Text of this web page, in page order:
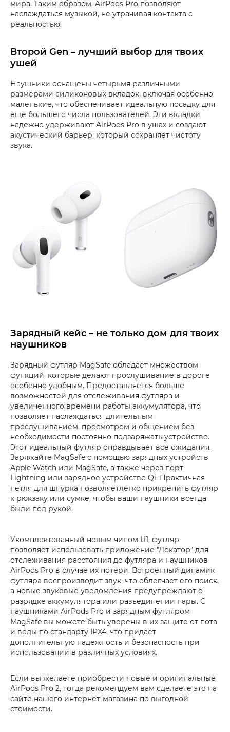
мира. Таким образом, AirPods Pro позволяют
наслаждаться музыкой, не утрачивая контакта с
реальностью.
Второй Gen – лучший выбор для твоих
ушей
Наушники оснащены четырьмя различными
размерами силиконовых вкладок, включая особенно
маленькие, что обеспечивает идеальную посадку для
еще большего числа пользователей. Эти вкладки
надежно удерживают AirPods Pro в ушах и создают
акустический барьер, который сохраняет чистоту
звука.
Зарядный кейс – не только дом для твоих
наушников
Зарядный футляр MagSafe обладает множеством
функций, которые делают прослушивание в дороге
особенно удобным. Предоставляется больше
возможностей для отслеживания футляра и
увеличенного времени работы аккумулятора, что
позволяет наслаждаться длительным
прослушиванием, просмотром и общением без
необходимости постоянно подзаряжать устройство.
Этот идеальный футляр оправдывает все ожидания.
Заряжайте MagSafe с помощью зарядных устройств
Apple Watch или MagSafe, а также через порт
Lightning или зарядное устройство Qi. Практичная
петля для шнурка позволяетлегко прикрепить футляр
к рюкзаку или сумке, чтобы ваши наушники всегда
были под рукой.
Укомплектованный новым чипом U1, футляр
позволяет использовать приложение "Локатор" для
отслеживания расстояния до футляра и наушников
AirPods Pro в случае их потери. Встроенный динамик
футляра воспроизводит звук, что облегчает его поиск,
а новые звуковые уведомления предупреждают о
разрядке аккумулятора или разъединении пары. С
наушниками AirPods Pro и зарядным футляром
MagSafe вы можете быть уверены в их защите от пота
и воды по стандарту IPX4, что придает
дополнительную надежность и безопасность при
использовании в различных условиях.
Если вы желаете приобрести новые и оригинальные
AirPods Pro 2, тогда рекомендуем вам сделаете это на
сайте нашего интернет-магазина по выгодной
стоимости.